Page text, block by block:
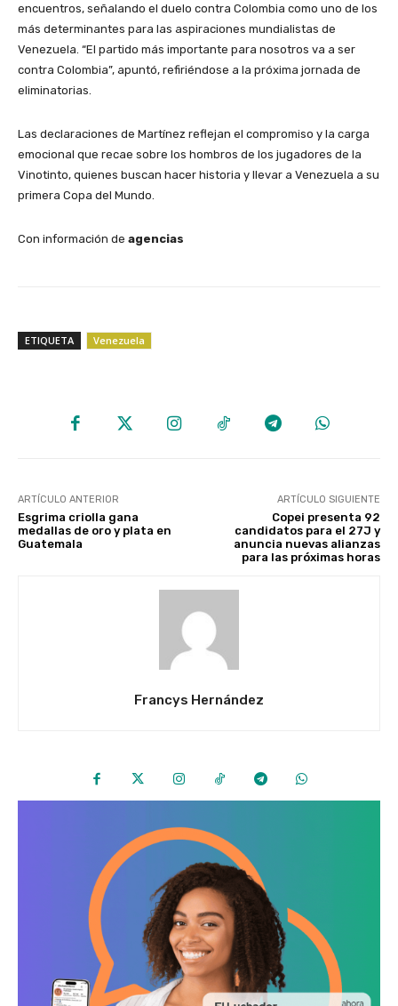
encuentros, señalando el duelo contra Colombia como uno de los
más determinantes para las aspiraciones mundialistas de
Venezuela. “El partido más importante para nosotros va a ser
contra Colombia”, apuntó, refiriéndose a la próxima jornada de
eliminatorias.
Las declaraciones de Martínez reflejan el compromiso y la carga
emocional que recae sobre los hombros de los jugadores de la
Vinotinto, quienes buscan hacer historia y llevar a Venezuela a su
primera Copa del Mundo.
Con información de agencias
ETIQUETA Venezuela
ARTÍCULO ANTERIOR
Esgrima criolla gana
medallas de oro y plata en
Guatemala
ARTÍCULO SIGUIENTE
Copei presenta 92
candidatos para el 27J y
anuncia nuevas alianzas
para las próximas horas
Francys Hernández